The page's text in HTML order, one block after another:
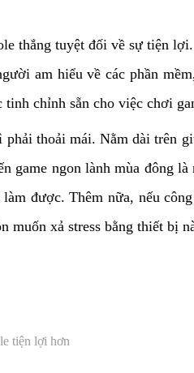
thắng tuyệt đối về sự tiện
am hiểu về các phần
chỉnh sẵn cho việc chơi
thoải mái. Nằm dài trên
game ngon lành mùa đông là
được. Thêm nữa, nếu
muốn xả stress bằng thiết bị
tiện lợi hơn